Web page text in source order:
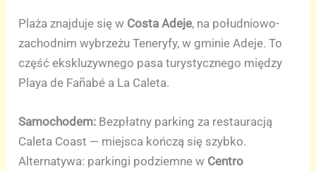
Plaża znajduje się w Costa Adeje, na południowo-
zachodnim wybrzeżu Teneryfy, w gminie Adeje. To
część ekskluzywnego pasa turystycznego między
Playa de Fañabé a La Caleta.
Samochodem: Bezpłatny parking za restauracją
Caleta Coast — miejsca kończą się szybko.
Alternatywa: parkingi podziemne w Centro